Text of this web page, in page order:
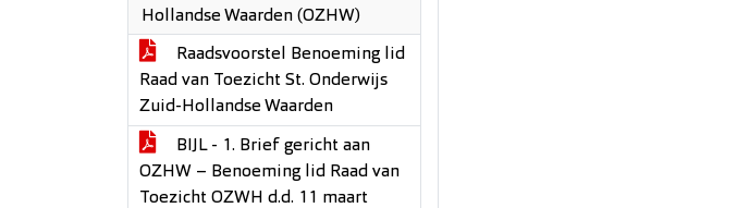
Hollandse Waarden (OZHW)
Raadsvoorstel Benoeming lid
Raad van Toezicht St. Onderwijs
Zuid-Hollandse Waarden
BIJL - 1. Brief gericht aan
OZHW – Benoeming lid Raad van
Toezicht OZWH d.d. 11 maart